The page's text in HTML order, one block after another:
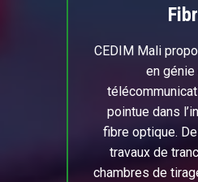
CEDIM Mali
en
pointue dans
fibre optique.
travaux de
chambres de